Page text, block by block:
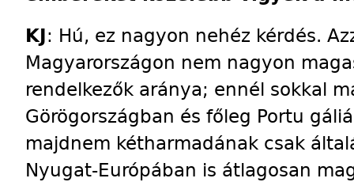
KJ: Hú, ez nagyon nehéz kérdés.
Magyarországon nem nagyon
rendelkezők aránya; ennél sokkal
Görögországban és főleg Portu
majdnem kétharmadának csak
Nyugat-Európában is átlagosan